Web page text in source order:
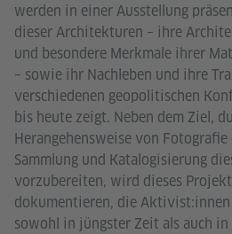
werden in einer Ausstellung
dieser Architekturen – ihre
und besondere Merkmale ihrer
– sowie ihr Nachleben und ihre
verschiedenen geopolitischen
bis heute zeigt. Neben dem Ziel,
Herangehensweise von
Sammlung und Katalogisierung
vorzubereiten, wird dieses
dokumentieren, die
sowohl in jüngster Zeit als auch